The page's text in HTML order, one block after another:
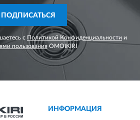
ПОДПИСАТЬСЯ
с Политикой Конфиденциальности и
пользованияOMOIKIRI
ИНФОРМАЦИЯ